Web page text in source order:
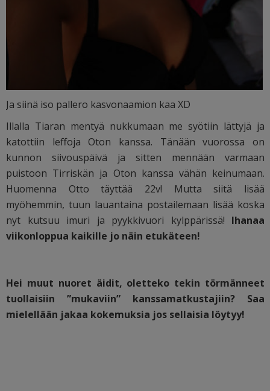
Ja siinä iso pallero kasvonaamion kaa XD
Illalla Tiaran mentyä nukkumaan me syötiin lättyjä ja
katottiin leffoja Oton kanssa. Tänään vuorossa on
kunnon siivouspäivä ja sitten mennään varmaan
puistoon Tirriskän ja Oton kanssa vähän keinumaan.
Huomenna Otto täyttää 22v! Mutta siitä lisää
myöhemmin, tuun lauantaina postailemaan lisää koska
nyt kutsuu imuri ja pyykkivuori kylppärissä! Ihanaa
viikonloppua kaikille jo näin etukäteen!
Hei muut nuoret äidit, oletteko tekin törmänneet
tuollaisiin ”mukaviin” kanssamatkustajiin? Saa
mielellään jakaa kokemuksia jos sellaisia löytyy!